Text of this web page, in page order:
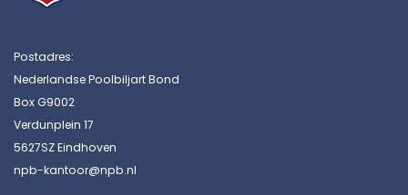
Postadres:
Nederlandse Poolbiljart Bond
Box G9002
Verdunplein 17
5627SZ Eindhoven
npb-kantoor@npb.nl